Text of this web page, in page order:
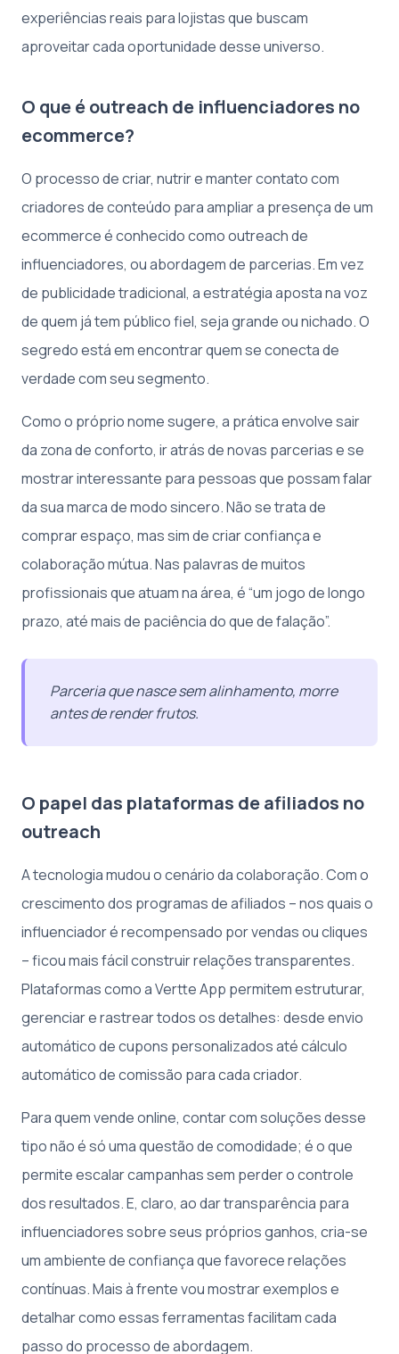
experiências reais para lojistas que buscam
aproveitar cada oportunidade desse universo.
O que é outreach de influenciadores no
ecommerce?
O processo de criar, nutrir e manter contato com
criadores de conteúdo para ampliar a presença de um
ecommerce é conhecido como outreach de
influenciadores, ou abordagem de parcerias. Em vez
de publicidade tradicional, a estratégia aposta na voz
de quem já tem público fiel, seja grande ou nichado. O
segredo está em encontrar quem se conecta de
verdade com seu segmento.
Como o próprio nome sugere, a prática envolve sair
da zona de conforto, ir atrás de novas parcerias e se
mostrar interessante para pessoas que possam falar
da sua marca de modo sincero. Não se trata de
comprar espaço, mas sim de criar confiança e
colaboração mútua. Nas palavras de muitos
profissionais que atuam na área, é “um jogo de longo
prazo, até mais de paciência do que de falação”.
Parceria que nasce sem alinhamento, morre
antes de render frutos.
O papel das plataformas de afiliados no
outreach
A tecnologia mudou o cenário da colaboração. Com o
crescimento dos programas de afiliados – nos quais o
influenciador é recompensado por vendas ou cliques
– ficou mais fácil construir relações transparentes.
Plataformas como a Vertte App permitem estruturar,
gerenciar e rastrear todos os detalhes: desde envio
automático de cupons personalizados até cálculo
automático de comissão para cada criador.
Para quem vende online, contar com soluções desse
tipo não é só uma questão de comodidade; é o que
permite escalar campanhas sem perder o controle
dos resultados. E, claro, ao dar transparência para
influenciadores sobre seus próprios ganhos, cria-se
um ambiente de confiança que favorece relações
contínuas. Mais à frente vou mostrar exemplos e
detalhar como essas ferramentas facilitam cada
passo do processo de abordagem.